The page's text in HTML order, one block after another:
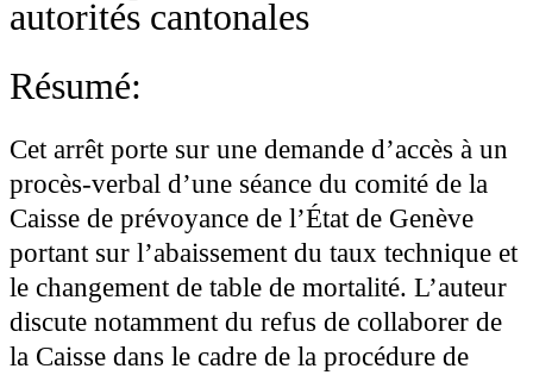
autorités cantonales
Résumé:
Cet arrêt porte sur une demande d’accès à un
procès-verbal d’une séance du comité de la
Caisse de prévoyance de l’État de Genève
portant sur l’abaissement du taux technique et
le changement de table de mortalité. L’auteur
discute notamment du refus de collaborer de
la Caisse dans le cadre de la procédure de